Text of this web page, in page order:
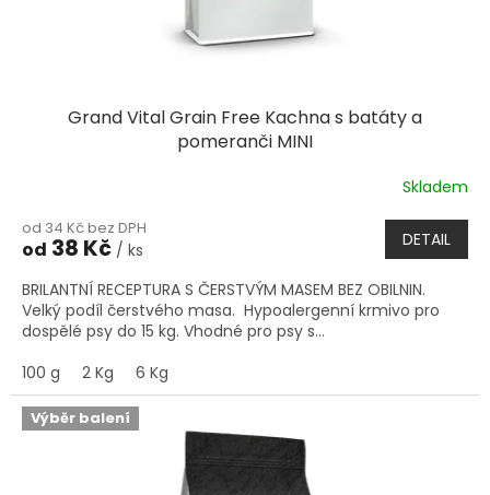
Grand Vital Grain Free Kachna s batáty a
pomeranči MINI
Skladem
od 34 Kč bez DPH
od 38 Kč / ks DETAIL
BRILANTNÍ RECEPTURA S ČERSTVÝM MASEM BEZ OBILNIN.
Velký podíl čerstvého masa. Hypoalergenní krmivo pro
dospělé psy do 15 kg. Vhodné pro psy s...
100 g
2 Kg 6 Kg
Výběr balení